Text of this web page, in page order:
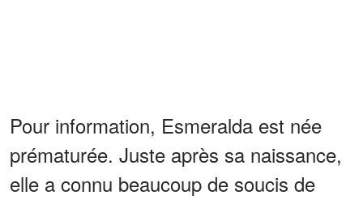
Pour information, Esmeralda est née
prématurée. Juste après sa naissance,
elle a connu beaucoup de soucis de